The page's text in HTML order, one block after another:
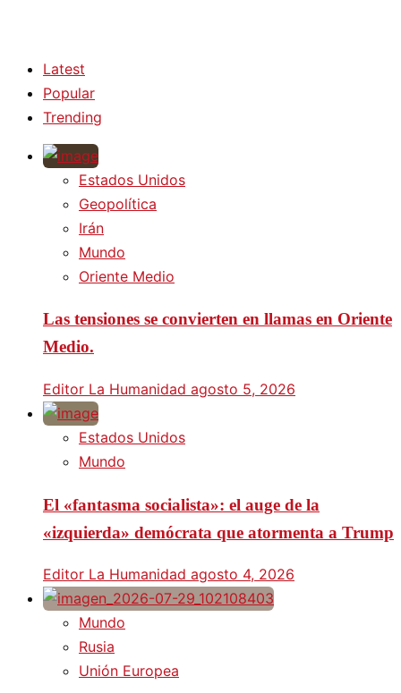
Latest
Popular
Trending
Estados Unidos
Geopolítica
Irán
Mundo
Oriente Medio
Las tensiones se convierten en llamas en Oriente
Medio.
Editor La Humanidad agosto 5, 2026
Estados Unidos
Mundo
El «fantasma socialista»: el auge de la
«izquierda» demócrata que atormenta a Trump
Editor La Humanidad agosto 4, 2026
Mundo
Rusia
Unión Europea